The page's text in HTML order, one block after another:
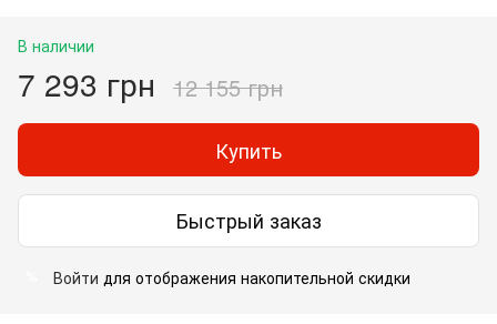
В наличии
7 293 грн 12 155 грн
Купить
Быстрый заказ
Войти для отображения накопительной скидки